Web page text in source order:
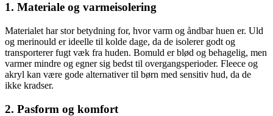
1. Materiale og varmeisolering
Materialet har stor betydning for, hvor varm og åndbar huen er. Uld
og merinould er ideelle til kolde dage, da de isolerer godt og
transporterer fugt væk fra huden. Bomuld er blød og behagelig, men
varmer mindre og egner sig bedst til overgangsperioder. Fleece og
akryl kan være gode alternativer til børn med sensitiv hud, da de
ikke kradser.
2. Pasform og komfort